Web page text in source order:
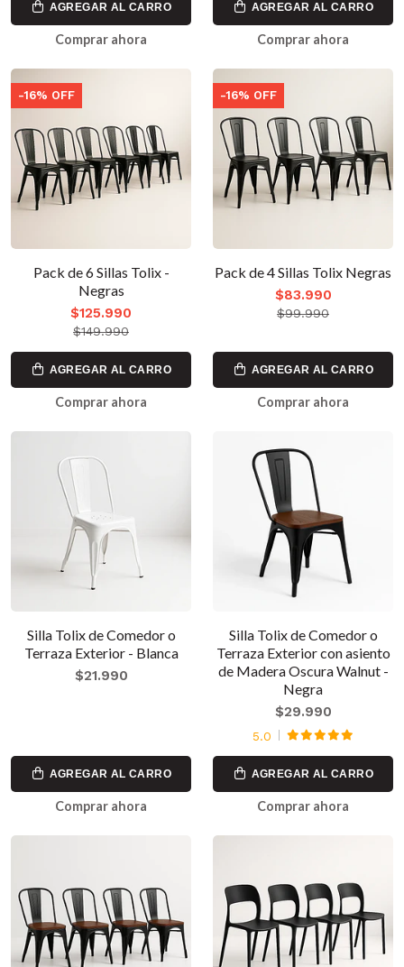
AGREGAR AL CARRO
Comprar ahora
AGREGAR AL CARRO
Comprar ahora
-16% OFF
Pack de 6 Sillas Tolix -
Negras
$125.990
$149.990
AGREGAR AL CARRO
Comprar ahora
-16% OFF
Pack de 4 Sillas Tolix Negras
$83.990
$99.990
AGREGAR AL CARRO
Comprar ahora
Silla Tolix de Comedor o
Terraza Exterior - Blanca
$21.990
AGREGAR AL CARRO
Comprar ahora
Silla Tolix de Comedor o
Terraza Exterior con asiento
de Madera Oscura Walnut -
Negra
$29.990
5.0
AGREGAR AL CARRO
Comprar ahora